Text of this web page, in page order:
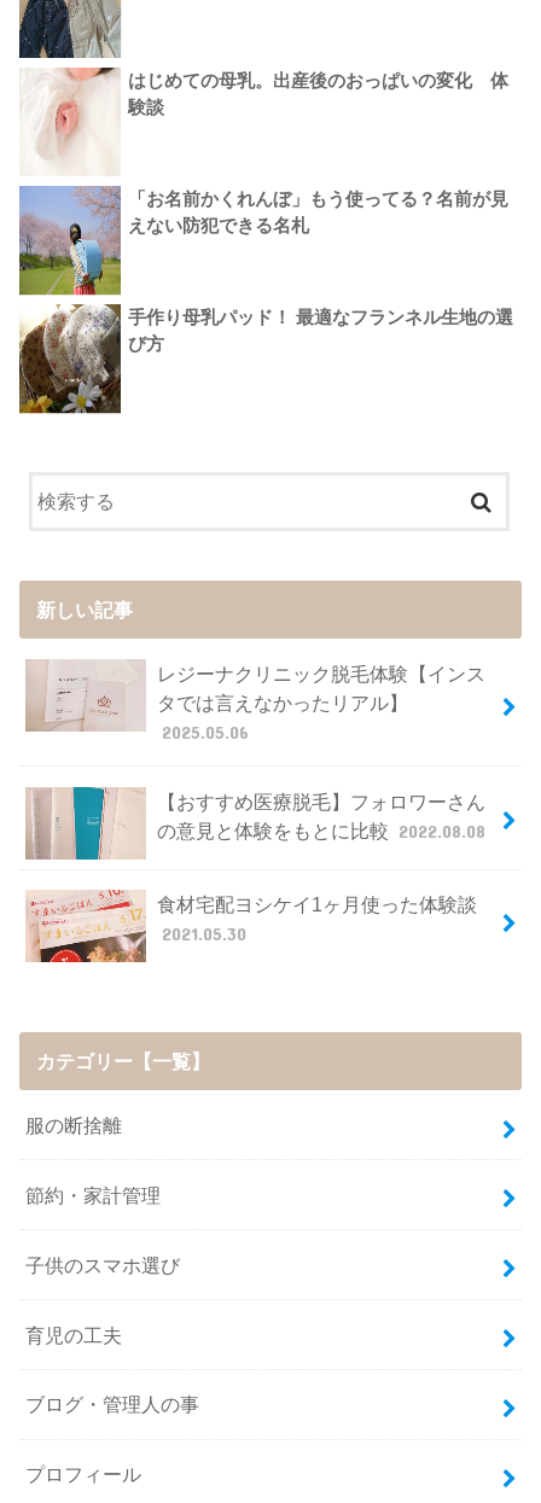
はじめての母乳。出産後のおっぱいの変化 体
験談
「お名前かくれんぼ」もう使ってる？名前が見
えない防犯できる名札
手作り母乳パッド！ 最適なフランネル生地の選
び方
新しい記事
レジーナクリニック脱毛体験【インス
タでは言えなかったリアル】
2025.05.06
【おすすめ医療脱毛】フォロワーさん
の意見と体験をもとに比較 2022.08.08
食材宅配ヨシケイ1ヶ月使った体験談
2021.05.30
カテゴリー【一覧】
服の断捨離
節約・家計管理
子供のスマホ選び
育児の工夫
ブログ・管理人の事
プロフィール